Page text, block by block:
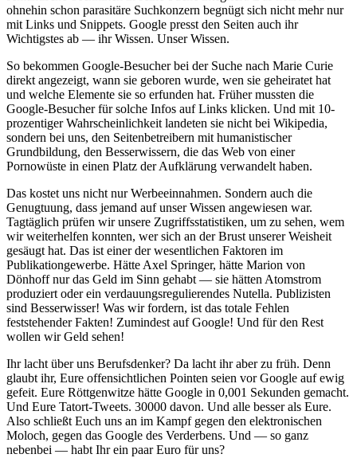
ohnehin schon parasitäre Suchkonzern begnügt sich nicht mehr nur
mit Links und Snippets. Google presst den Seiten auch ihr
Wichtigstes ab — ihr Wissen. Unser Wissen.
So bekommen Google-Besucher bei der Suche nach Marie Curie
direkt angezeigt, wann sie geboren wurde, wen sie geheiratet hat
und welche Elemente sie so erfunden hat. Früher mussten die
Google-Besucher für solche Infos auf Links klicken. Und mit 10-
prozentiger Wahrscheinlichkeit landeten sie nicht bei Wikipedia,
sondern bei uns, den Seitenbetreibern mit humanistischer
Grundbildung, den Besserwissern, die das Web von einer
Pornowüste in einen Platz der Aufklärung verwandelt haben.
Das kostet uns nicht nur Werbeeinnahmen. Sondern auch die
Genugtuung, dass jemand auf unser Wissen angewiesen war.
Tagtäglich prüfen wir unsere Zugriffsstatistiken, um zu sehen, wem
wir weiterhelfen konnten, wer sich an der Brust unserer Weisheit
gesäugt hat. Das ist einer der wesentlichen Faktoren im
Publikationgewerbe. Hätte Axel Springer, hätte Marion von
Dönhoff nur das Geld im Sinn gehabt — sie hätten Atomstrom
produziert oder ein verdauungsregulierendes Nutella. Publizisten
sind Besserwisser! Was wir fordern, ist das totale Fehlen
feststehender Fakten! Zumindest auf Google! Und für den Rest
wollen wir Geld sehen!
Ihr lacht über uns Berufsdenker? Da lacht ihr aber zu früh. Denn
glaubt ihr, Eure offensichtlichen Pointen seien vor Google auf ewig
gefeit. Eure Röttgenwitze hätte Google in 0,001 Sekunden gemacht.
Und Eure Tatort-Tweets. 30000 davon. Und alle besser als Eure.
Also schließt Euch uns an im Kampf gegen den elektronischen
Moloch, gegen das Google des Verderbens. Und — so ganz
nebenbei — habt Ihr ein paar Euro für uns?